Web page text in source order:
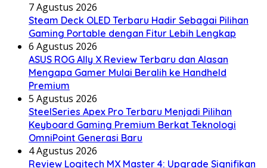
7 Agustus 2026
Steam Deck OLED Terbaru Hadir Sebagai Pilihan
Gaming Portable dengan Fitur Lebih Lengkap
6 Agustus 2026
ASUS ROG Ally X Review Terbaru dan Alasan
Mengapa Gamer Mulai Beralih ke Handheld
Premium
5 Agustus 2026
SteelSeries Apex Pro Terbaru Menjadi Pilihan
Keyboard Gaming Premium Berkat Teknologi
OmniPoint Generasi Baru
4 Agustus 2026
Review Logitech MX Master 4: Upgrade Signifikan